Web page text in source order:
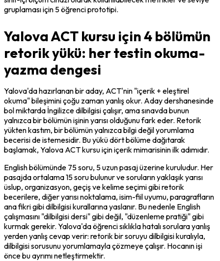
gruplaması için 5 öğrenci prototipi.
Yalova ACT kursu için 4 bölümün
retorik yükü: her testin okuma-
yazma dengesi
Yalova'da hazırlanan bir aday, ACT'nin "içerik + eleştirel
okuma" bileşimini çoğu zaman yanlış okur. Aday dershanesinde
bol miktarda İngilizce dilbilgisi çalışır, ama sınavda bunun
yalnızca bir bölümün işinin yarısı olduğunu fark eder. Retorik
yükten kastım, bir bölümün yalnızca bilgi değil yorumlama
becerisi de istemesidir. Bu yükü dört bölüme dağıtarak
başlamak, Yalova ACT kursu için içerik mimarisinin ilk adımıdır.
English bölümünde 75 soru, 5 uzun pasaj üzerine kuruludur. Her
pasajda ortalama 15 soru bulunur ve soruların yaklaşık yarısı
üslup, organizasyon, geçiş ve kelime seçimi gibi retorik
becerilere, diğer yarısı noktalama, isim-fiil uyumu, paragrafların
ana fikri gibi dilbilgisi kurallarına yaslanır. Bu nedenle English
çalışmasını "dilbilgisi dersi" gibi değil, "düzenleme pratiği" gibi
kurmak gerekir. Yalova'da öğrenci sıklıkla hatalı sorulara yanlış
yerden yanlış cevap verir: retorik bir soruyu dilbilgisi kuralıyla,
dilbilgisi sorusunu yorumlamayla çözmeye çalışır. Hocanın işi
önce bu ayrımı netleştirmektir.